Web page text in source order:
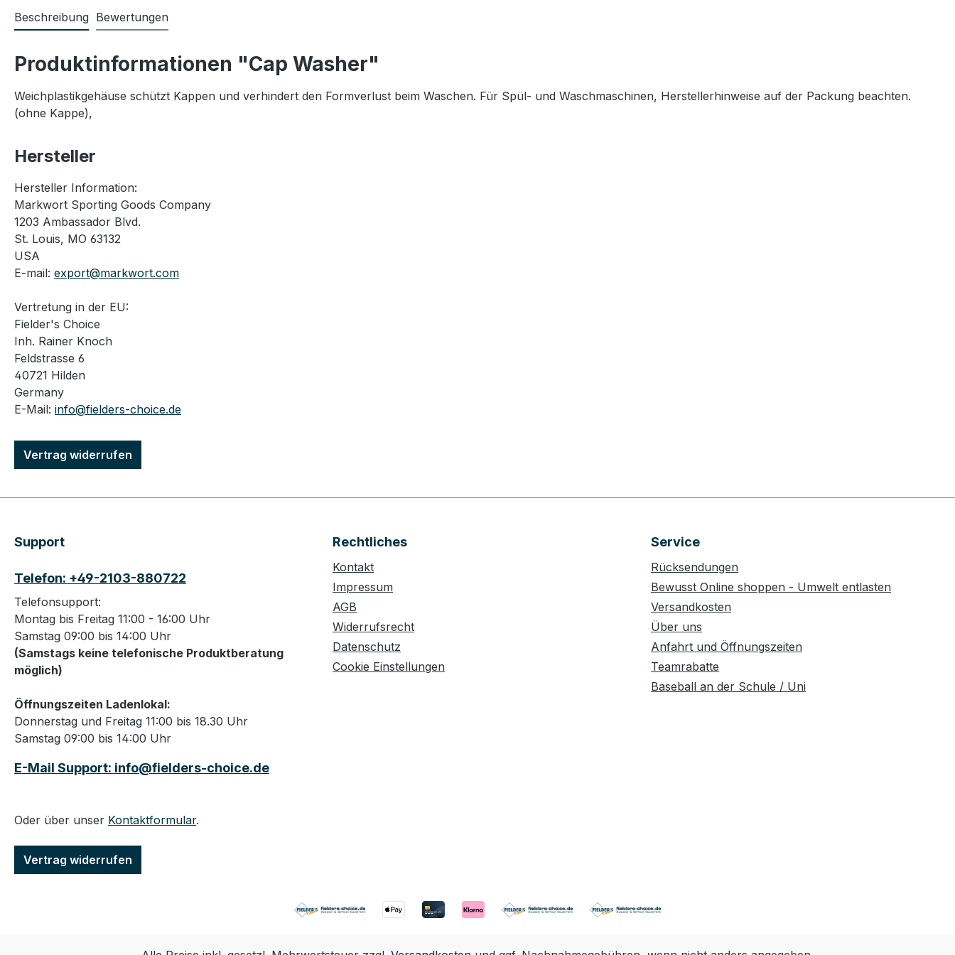
Beschreibung Bewertungen
Produktinformationen "Cap Washer"
Weichplastikgehäuse schützt Kappen und verhindert den Formverlust beim Waschen. Für Spül- und Waschmaschinen, Herstellerhinweise auf der Packung beachten.
(ohne Kappe),
Hersteller
Hersteller Information:
Markwort Sporting Goods Company
1203 Ambassador Blvd.
St. Louis, MO 63132
USA
E-mail: export@markwort.com
Vertretung in der EU:
Fielder's Choice
Inh. Rainer Knoch
Feldstrasse 6
40721 Hilden
Germany
E-Mail: info@fielders-choice.de
Vertrag widerrufen
Support
Telefon: +49-2103-880722
Telefonsupport:
Montag bis Freitag 11:00 - 16:00 Uhr
Samstag 09:00 bis 14:00 Uhr
(Samstags keine telefonische Produktberatung
möglich)
Öffnungszeiten Ladenlokal:
Donnerstag und Freitag 11:00 bis 18.30 Uhr
Samstag 09:00 bis 14:00 Uhr
E-Mail Support: info@fielders-choice.de
Oder über unser Kontaktformular.
Vertrag widerrufen
Rechtliches
Kontakt
Impressum
AGB
Widerrufsrecht
Datenschutz
Cookie Einstellungen
Service
Rücksendungen
Bewusst Online shoppen - Umwelt entlasten
Versandkosten
Über uns
Anfahrt und Öffnungszeiten
Teamrabatte
Baseball an der Schule / Uni